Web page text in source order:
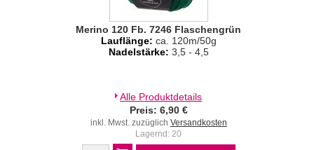
Merino 120 Fb. 7246 Flaschengrün
Lauflänge: ca. 120m/50g
Nadelstärke: 3,5 - 4,5
Alle Produktdetails
Preis: 6,90 €
inkl. Mwst. zuzüglich Versandkosten
Lagernd: 20